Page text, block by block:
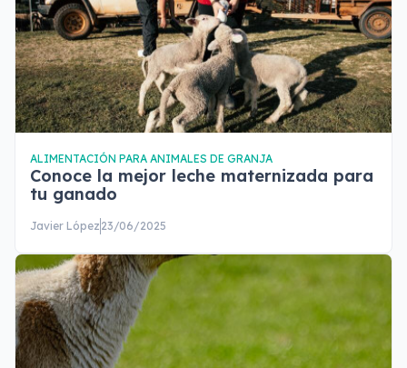
ALIMENTACIÓN PARA ANIMALES DE GRANJA
Conoce la mejor leche maternizada para
tu ganado
Javier López 23/06/2025